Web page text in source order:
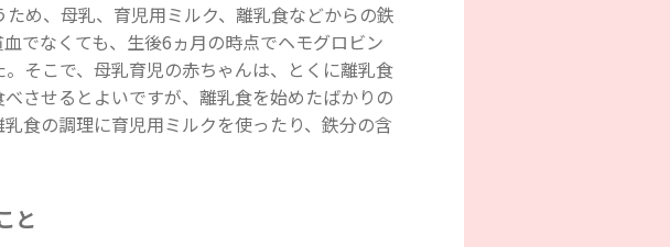
め、母乳、育児用ミルク、離乳食などからの鉄
でなくても、生後6ヵ月の時点でヘモグロビン
そこで、母乳育児の赤ちゃんは、とくに離乳食
させるとよいですが、離乳食を始めたばかりの
食の調理に育児用ミルクを使ったり、鉄分の含
と